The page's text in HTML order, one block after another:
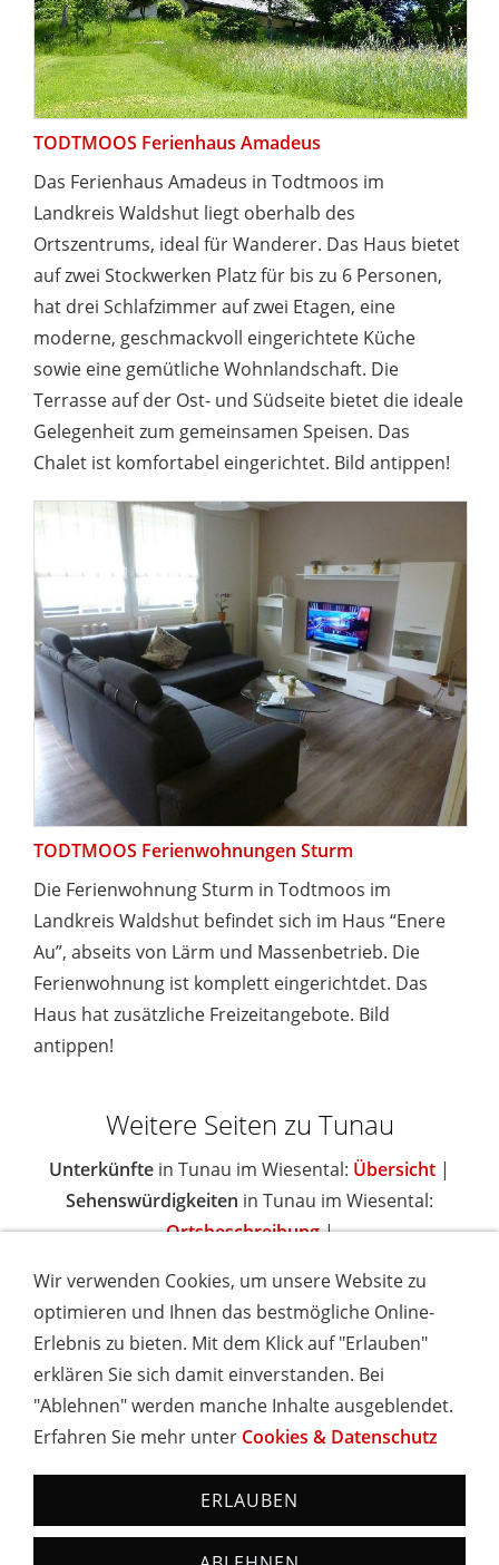
TODTMOOS Ferienhaus Amadeus
Das Ferienhaus Amadeus in Todtmoos im
Landkreis Waldshut liegt oberhalb des
Ortszentrums, ideal für Wanderer. Das Haus bietet
auf zwei Stockwerken Platz für bis zu 6 Personen,
hat drei Schlafzimmer auf zwei Etagen, eine
moderne, geschmackvoll eingerichtete Küche
sowie eine gemütliche Wohnlandschaft. Die
Terrasse auf der Ost- und Südseite bietet die ideale
Gelegenheit zum gemeinsamen Speisen. Das
Chalet ist komfortabel eingerichtet. Bild antippen!
TODTMOOS Ferienwohnungen Sturm
Die Ferienwohnung Sturm in Todtmoos im
Landkreis Waldshut befindet sich im Haus “Enere
Au”, abseits von Lärm und Massenbetrieb. Die
Ferienwohnung ist komplett eingerichtdet. Das
Haus hat zusätzliche Freizeitangebote. Bild
antippen!
Weitere Seiten zu Tunau
Unterkünfte in Tunau im Wiesental: Übersicht |
Sehenswürdigkeiten in Tunau im Wiesental:
Ortsbeschreibung|
IMPRESSUM COOKIES & DATENSCHUTZ
AGB
TOURISMUSHELD
WISSENSWERT
NEWSLETTER
Hotels und Ferienwohnungen im Schwarzwald - Urlaub in
Wir verwenden Cookies, um unsere Website zu
optimieren und Ihnen das bestmögliche Online-
Erlebnis zu bieten. Mit dem Klick auf "Erlauben"
erklären Sie sich damit einverstanden. Bei
"Ablehnen" werden manche Inhalte ausgeblendet.
Erfahren Sie mehr unter Cookies & Datenschutz
ERLAUBEN